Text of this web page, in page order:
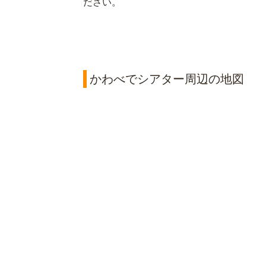
ださい。
かわべでシアター周辺の地図